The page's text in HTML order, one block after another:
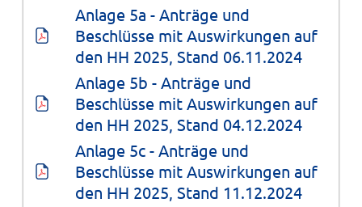
Anlage 5a - Anträge und
Beschlüsse mit Auswirkungen auf
den HH 2025, Stand 06.11.2024
Anlage 5b - Anträge und
Beschlüsse mit Auswirkungen auf
den HH 2025, Stand 04.12.2024
Anlage 5c - Anträge und
Beschlüsse mit Auswirkungen auf
den HH 2025, Stand 11.12.2024